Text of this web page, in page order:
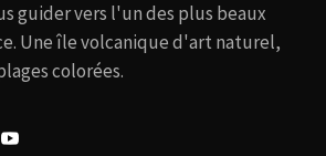
guider vers l'un des plus beaux
Une île volcanique d'art naturel,
colorées.